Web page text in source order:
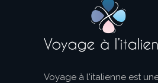
Voyage à l'italienne est